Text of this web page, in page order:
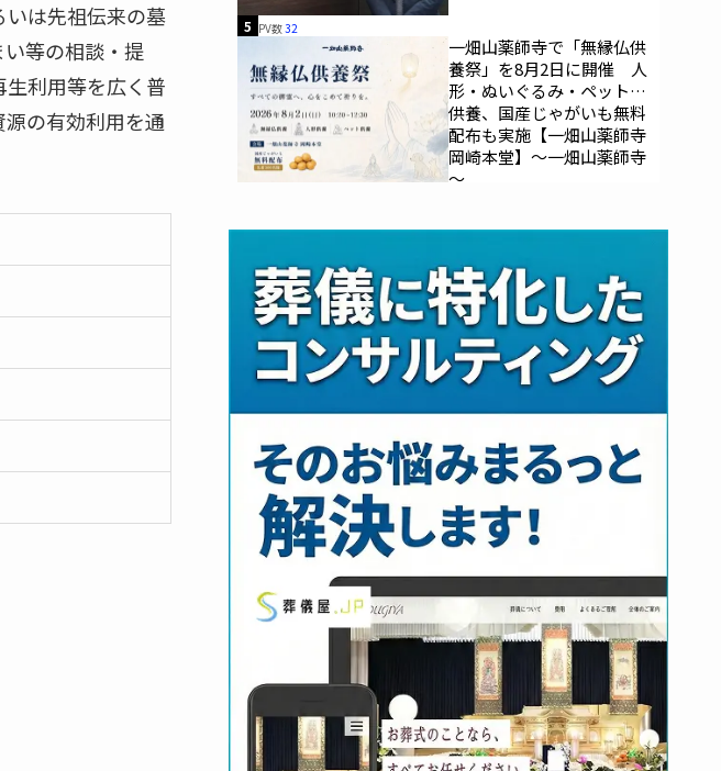
は先祖伝来の墓
等の相談・提
利用等を広く普
の有効利用を通
5 PV数32
一畑山薬師寺で「無縁仏供
養祭」を8月2日に開催 人
形・ぬいぐるみ・ペットの
供養、国産じゃがいも無料
配布も実施【一畑山薬師寺
岡崎本堂】～一畑山薬師寺
～